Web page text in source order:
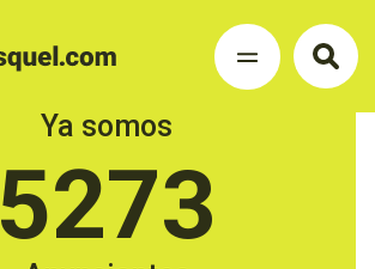
Ya somos
5273